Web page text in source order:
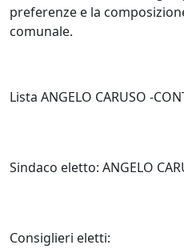
preferenze e la
comunale.
Lista ANGELO CARUSO -
Sindaco eletto: ANGELO
Consiglieri eletti: